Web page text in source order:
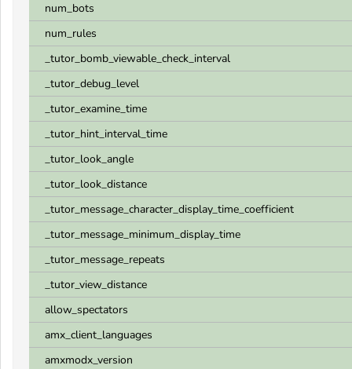
num_bots
num_rules
_tutor_bomb_viewable_check_interval
_tutor_debug_level
_tutor_examine_time
_tutor_hint_interval_time
_tutor_look_angle
_tutor_look_distance
_tutor_message_character_display_time_coefficient
_tutor_message_minimum_display_time
_tutor_message_repeats
_tutor_view_distance
allow_spectators
amx_client_languages
amxmodx_version